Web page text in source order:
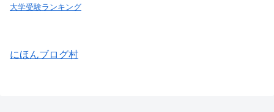
大学受験ランキング
にほんブログ村